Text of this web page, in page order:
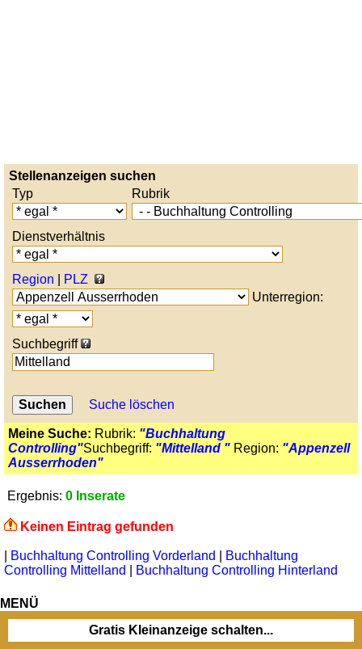
Stellenanzeigen suchen
Typ
Rubrik
Dienstverhältnis
Region
PLZ
Unterregion:
Suchbegriff
Suche löschen
Meine Suche: Rubrik: "Buchhaltung
Controlling"Suchbegriff: "Mittelland " Region: "Appenzell
Ausserrhoden"
Ergebnis: 0 Inserate
Keinen Eintrag gefunden
Buchhaltung Controlling Vorderland
Buchhaltung
Controlling Mittelland
Buchhaltung Controlling Hinterland
MENÜ
Gratis Kleinanzeige schalten...